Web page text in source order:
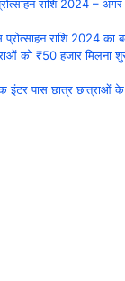
राशि 2024 –
प्रोत्साहन राशि 2024 का
को ₹50 हजार
इंटर पास छात्र छात्राओं के